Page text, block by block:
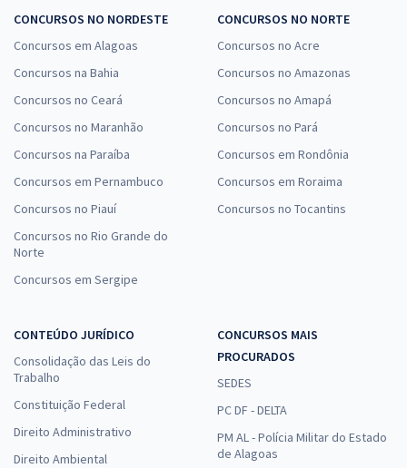
CONCURSOS NO NORDESTE
Concursos em Alagoas
Concursos na Bahia
Concursos no Ceará
Concursos no Maranhão
Concursos na Paraíba
Concursos em Pernambuco
Concursos no Piauí
Concursos no Rio Grande do
Norte
Concursos em Sergipe
CONCURSOS NO NORTE
Concursos no Acre
Concursos no Amazonas
Concursos no Amapá
Concursos no Pará
Concursos em Rondônia
Concursos em Roraima
Concursos no Tocantins
CONTEÚDO JURÍDICO
Consolidação das Leis do
Trabalho
Constituição Federal
Direito Administrativo
Direito Ambiental
CONCURSOS MAIS
PROCURADOS
SEDES
PC DF - DELTA
PM AL - Polícia Militar do Estado
de Alagoas